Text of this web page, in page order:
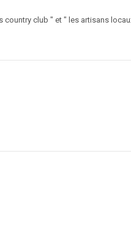
club " et " les artisans